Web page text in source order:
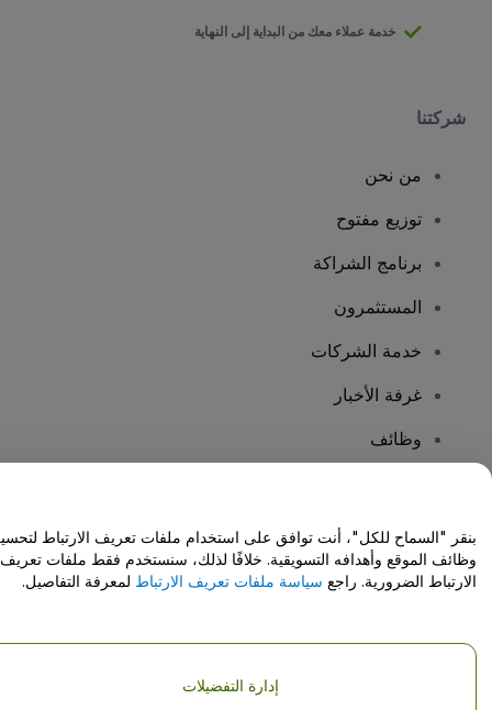
خدمة عملاء معك من البداية إلى النهاية
شركتنا
من نحن
توزيع مفتوح
برنامج الشراكة
المستثمرون
خدمة الشركات
غرفة الأخبار
وظائف
مركز المساعدة / اتصل بنا
حقوق النشر © شركة فياجوجو المحدودة 2026
تفاصيل الشركة
بنقر "السماح للكل"، أنت توافق على استخدام ملفات تعريف الارتباط
وظائف الموقع وأهدافه التسويقية. خلافًا لذلك، سنستخدم فقط ملفات تعريف
الارتباط الضرورية. راجع سياسة ملفات تعريف الارتباط لمعرفة التفاصيل.
إدارة التفضيلات